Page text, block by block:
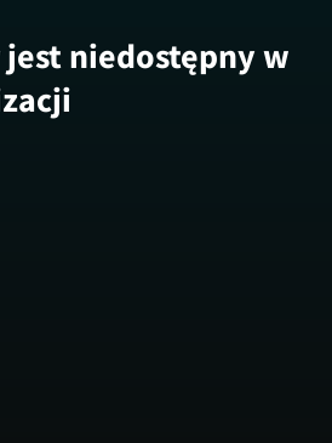
niedostępny w